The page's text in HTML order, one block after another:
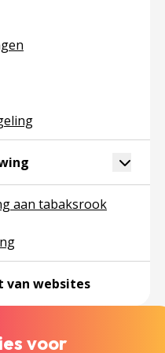
overwegingen
Belangenverstrengeling
Ga naar pagina over
Toggle
aan tabaksrook
Rol van blootstelling aan
van borstvoeding
van websitesGa naar
voor